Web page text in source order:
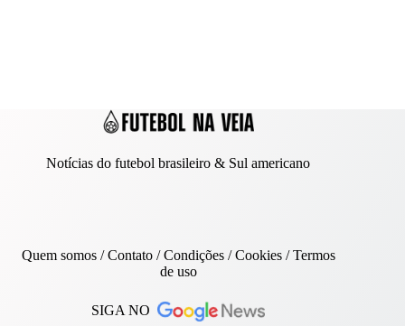
Notícias do futebol brasileiro & Sul americano
Quem somos/Contato/ Condições /Cookies/Termos
de uso
SIGA NO